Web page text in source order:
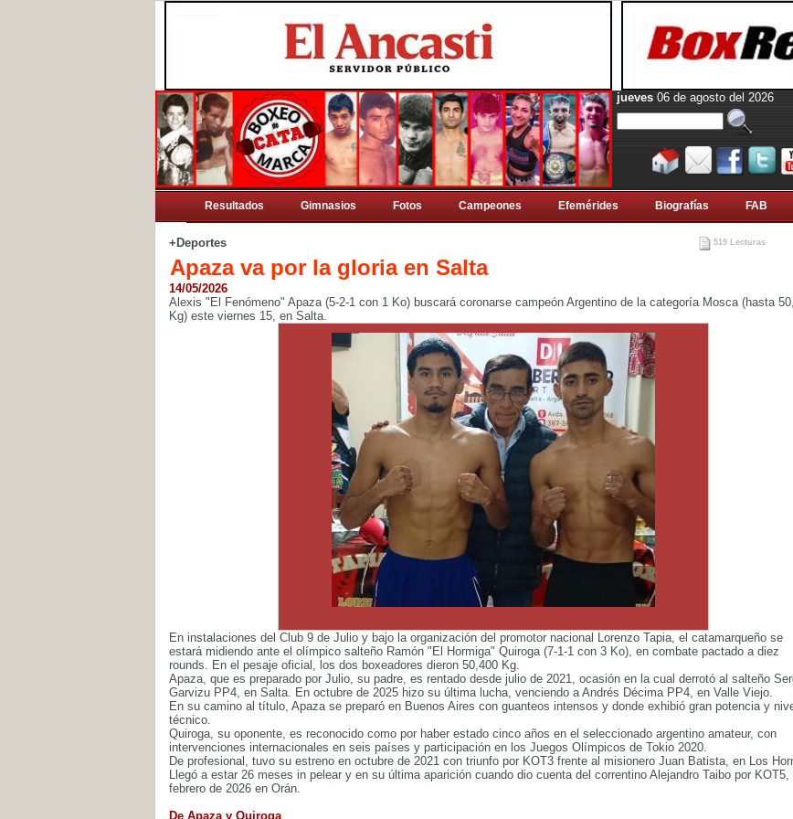
jueves 06 de agosto del 2026
Resultados Gimnasios Fotos Campeones Efemérides Biografí­as FAB
+Deportes 519 Lecturas
Apaza va por la gloria en Salta
14/05/2026
Alexis "El Fenómeno" Apaza (5-2-1 con 1 Ko) buscará coronarse campeón Argentino de la categoría Mosca (hasta
Kg) este viernes 15, en Salta.
En instalaciones del Club 9 de Julio y bajo la organización del promotor nacional Lorenzo Tapia, el catamarqueño se
estará midiendo ante el olímpico salteño Ramón "El Hormiga" Quiroga (7-1-1 con 3 Ko), en combate pactado a diez
rounds. En el pesaje oficial, los dos boxeadores dieron 50,400 Kg.
Apaza, que es preparado por Julio, su padre, es rentado desde julio de 2021, ocasión en la cual derrotó al salteño
Garvizu PP4, en Salta. En octubre de 2025 hizo su última lucha, venciendo a Andrés Décima PP4, en Valle Viejo.
En su camino al título, Apaza se preparó en Buenos Aires con guanteos intensos y donde exhibió gran potencia y
técnico.
Quiroga, su oponente, es reconocido como por haber estado cinco años en el seleccionado argentino amateur, con
intervenciones internacionales en seis países y participación en los Juegos Olímpicos de Tokio 2020.
De profesional, tuvo su estreno en octubre de 2021 con triunfo por KOT3 frente al misionero Juan Batista, en Los
Llegó a estar 26 meses in pelear y en su última aparición cuando dio cuenta del correntino Alejandro Taibo por KOT5,
febrero de 2026 en Orán.
De Apaza y Quiroga